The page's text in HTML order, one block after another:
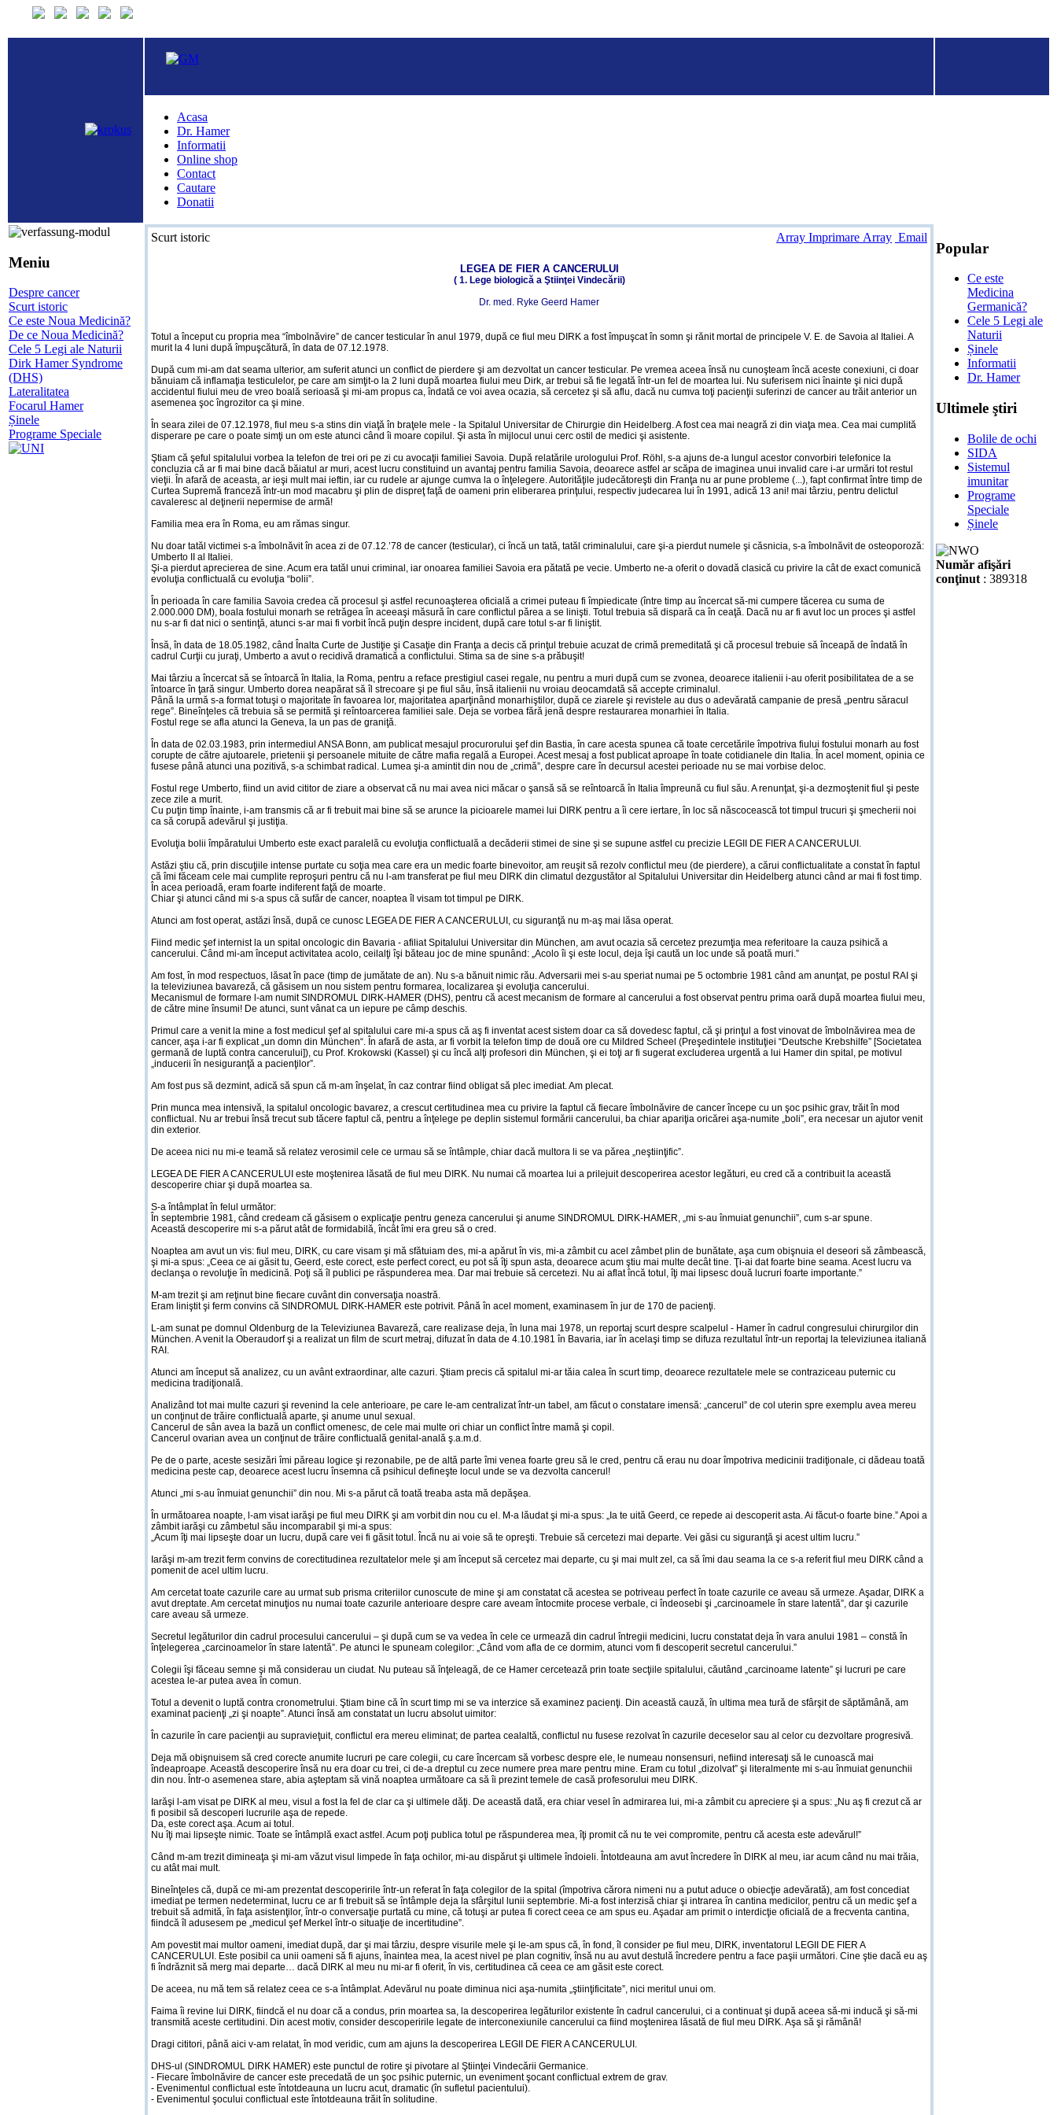
Acasa
Dr. Hamer
Informatii
Online shop
Contact
Cautare
Donatii
Meniu
Despre cancer
Scurt istoric
Ce este Noua Medicină?
De ce Noua Medicină?
Cele 5 Legi ale Naturii
Dirk Hamer Syndrome
(DHS)
Lateralitatea
Focarul Hamer
Șinele
Programe Speciale
Scurt istoric Array Imprimare Array Email
LEGEA DE FIER A CANCERULUI
( 1. Lege biologică a Ştiinţei Vindecării)
Dr. med. Ryke Geerd Hamer
Totul a început cu propria mea “îmbolnăvire” de cancer testicular în anul 1979, după ce fiul meu DIRK a fost împuşcat în somn şi rănit mortal de principele V. E. de Savoia al Italiei. A
murit la 4 luni după împuşcătură, în data de 07.12.1978.
După cum mi-am dat seama ulterior, am suferit atunci un conflict de pierdere şi am dezvoltat un cancer testicular. Pe vremea aceea însă nu cunoşteam încă aceste conexiuni, ci doar
bănuiam că inflamaţia testiculelor, pe care am simţit-o la 2 luni după moartea fiului meu Dirk, ar trebui să fie legată într-un fel de moartea lui. Nu suferisem nici înainte şi nici după
accidentul fiului meu de vreo boală serioasă şi mi-am propus ca, îndată ce voi avea ocazia, să cercetez şi să aflu, dacă nu cumva toţi pacienţii suferinzi de cancer au trăit anterior un
asemenea şoc îngrozitor ca şi mine.
În seara zilei de 07.12.1978, fiul meu s-a stins din viaţă în braţele mele - la Spitalul Universitar de Chirurgie din Heidelberg. A fost cea mai neagră zi din viaţa mea. Cea mai cumplită
disperare pe care o poate simţi un om este atunci când îi moare copilul. Şi asta în mijlocul unui cerc ostil de medici şi asistente.
Ştiam că şeful spitalului vorbea la telefon de trei ori pe zi cu avocaţii familiei Savoia. După relatările urologului Prof. Röhl, s-a ajuns de-a lungul acestor convorbiri telefonice la
concluzia că ar fi mai bine dacă băiatul ar muri, acest lucru constituind un avantaj pentru familia Savoia, deoarece astfel ar scăpa de imaginea unui invalid care i-ar urmări tot restul
vieţii. În afară de aceasta, ar ieşi mult mai ieftin, iar cu rudele ar ajunge cumva la o înţelegere. Autorităţile judecătoreşti din Franţa nu ar pune probleme (...), fapt confirmat între timp de
Curtea Supremă franceză într-un mod macabru şi plin de dispreţ faţă de oameni prin eliberarea prinţului, respectiv judecarea lui în 1991, adică 13 ani! mai târziu, pentru delictul
cavaleresc al deţinerii nepermise de armă!
Familia mea era în Roma, eu am rămas singur.
Nu doar tatăl victimei s-a îmbolnăvit în acea zi de 07.12.’78 de cancer (testicular), ci încă un tată, tatăl criminalului, care şi-a pierdut numele şi căsnicia, s-a îmbolnăvit de osteoporoză:
Umberto II al Italiei.
Şi-a pierdut aprecierea de sine. Acum era tatăl unui criminal, iar onoarea familiei Savoia era pătată pe vecie. Umberto ne-a oferit o dovadă clasică cu privire la cât de exact comunică
evoluţia conflictuală cu evoluţia “bolii”.
În perioada în care familia Savoia credea că procesul şi astfel recunoaşterea oficială a crimei puteau fi împiedicate (între timp au încercat să-mi cumpere tăcerea cu suma de
2.000.000 DM), boala fostului monarh se retrăgea în aceeaşi măsură în care conflictul părea a se linişti. Totul trebuia să dispară ca în ceaţă. Dacă nu ar fi avut loc un proces şi astfel
nu s-ar fi dat nici o sentinţă, atunci s-ar mai fi vorbit încă puţin despre incident, după care totul s-ar fi liniştit.
Însă, în data de 18.05.1982, când Înalta Curte de Justiţie şi Casaţie din Franţa a decis că prinţul trebuie acuzat de crimă premeditată şi că procesul trebuie să înceapă de îndată în
cadrul Curţii cu juraţi, Umberto a avut o recidivă dramatică a conflictului. Stima sa de sine s-a prăbuşit!
Mai târziu a încercat să se întoarcă în Italia, la Roma, pentru a reface prestigiul casei regale, nu pentru a muri după cum se zvonea, deoarece italienii i-au oferit posibilitatea de a se
întoarce în ţară singur. Umberto dorea neapărat să îl strecoare şi pe fiul său, însă italienii nu vroiau deocamdată să accepte criminalul.
Până la urmă s-a format totuşi o majoritate în favoarea lor, majoritatea aparţinând monarhiştilor, după ce ziarele şi revistele au dus o adevărată campanie de presă „pentru săracul
rege”. Bineînţeles că trebuia să se permită şi reîntoarcerea familiei sale. Deja se vorbea fără jenă despre restaurarea monarhiei în Italia.
Fostul rege se afla atunci la Geneva, la un pas de graniţă.
În data de 02.03.1983, prin intermediul ANSA Bonn, am publicat mesajul procurorului şef din Bastia, în care acesta spunea că toate cercetările împotriva fiului fostului monarh au fost
corupte de către ajutoarele, prietenii şi persoanele mituite de către mafia regală a Europei. Acest mesaj a fost publicat aproape în toate cotidianele din Italia. În acel moment, opinia ce
fusese până atunci una pozitivă, s-a schimbat radical. Lumea şi-a amintit din nou de „crimă”, despre care în decursul acestei perioade nu se mai vorbise deloc.
Fostul rege Umberto, fiind un avid cititor de ziare a observat că nu mai avea nici măcar o şansă să se reîntoarcă în Italia împreună cu fiul său. A renunţat, şi-a dezmoştenit fiul şi peste
zece zile a murit.
Cu puţin timp înainte, i-am transmis că ar fi trebuit mai bine să se arunce la picioarele mamei lui DIRK pentru a îi cere iertare, în loc să născocească tot timpul trucuri şi şmecherii noi
ca să corupă adevărul şi justiţia.
Evoluţia bolii împăratului Umberto este exact paralelă cu evoluţia conflictuală a decăderii stimei de sine şi se supune astfel cu precizie LEGII DE FIER A CANCERULUI.
Astăzi ştiu că, prin discuţiile intense purtate cu soţia mea care era un medic foarte binevoitor, am reuşit să rezolv conflictul meu (de pierdere), a cărui conflictualitate a constat în faptul
că îmi făceam cele mai cumplite reproşuri pentru că nu l-am transferat pe fiul meu DIRK din climatul dezgustător al Spitalului Universitar din Heidelberg atunci când ar mai fi fost timp.
În acea perioadă, eram foarte indiferent faţă de moarte.
Chiar şi atunci când mi s-a spus că sufăr de cancer, noaptea îl visam tot timpul pe DIRK.
Atunci am fost operat, astăzi însă, după ce cunosc LEGEA DE FIER A CANCERULUI, cu siguranţă nu m-aş mai lăsa operat.
Fiind medic şef internist la un spital oncologic din Bavaria - afiliat Spitalului Universitar din München, am avut ocazia să cercetez prezumţia mea referitoare la cauza psihică a
cancerului. Când mi-am început activitatea acolo, ceilalţi îşi băteau joc de mine spunând: „Acolo îi şi este locul, deja îşi caută un loc unde să poată muri.”
Am fost, în mod respectuos, lăsat în pace (timp de jumătate de an). Nu s-a bănuit nimic rău. Adversarii mei s-au speriat numai pe 5 octombrie 1981 când am anunţat, pe postul RAI şi
la televiziunea bavareză, că găsisem un nou sistem pentru formarea, localizarea şi evoluţia cancerului.
Mecanismul de formare l-am numit SINDROMUL DIRK-HAMER (DHS), pentru că acest mecanism de formare al cancerului a fost observat pentru prima oară după moartea fiului meu,
de către mine însumi! De atunci, sunt vânat ca un iepure pe câmp deschis.
Primul care a venit la mine a fost medicul şef al spitalului care mi-a spus că aş fi inventat acest sistem doar ca să dovedesc faptul, că şi prinţul a fost vinovat de îmbolnăvirea mea de
cancer, aşa i-ar fi explicat „un domn din München“. În afară de asta, ar fi vorbit la telefon timp de două ore cu Mildred Scheel (Preşedintele instituţiei “Deutsche Krebshilfe” [Societatea
germană de luptă contra cancerului]), cu Prof. Krokowski (Kassel) şi cu încă alţi profesori din München, şi ei toţi ar fi sugerat excluderea urgentă a lui Hamer din spital, pe motivul
„inducerii în nesiguranţă a pacienţilor”.
Am fost pus să dezmint, adică să spun că m-am înşelat, în caz contrar fiind obligat să plec imediat. Am plecat.
Prin munca mea intensivă, la spitalul oncologic bavarez, a crescut certitudinea mea cu privire la faptul că fiecare îmbolnăvire de cancer începe cu un şoc psihic grav, trăit în mod
conflictual. Nu ar trebui însă trecut sub tăcere faptul că, pentru a înţelege pe deplin sistemul formării cancerului, ba chiar apariţia oricărei aşa-numite „boli”, era necesar un ajutor venit
din exterior.
De aceea nici nu mi-e teamă să relatez verosimil cele ce urmau să se întâmple, chiar dacă multora li se va părea „neştiinţific”.
LEGEA DE FIER A CANCERULUI este moştenirea lăsată de fiul meu DIRK. Nu numai că moartea lui a prilejuit descoperirea acestor legături, eu cred că a contribuit la această
descoperire chiar şi după moartea sa.
S-a întâmplat în felul următor:
În septembrie 1981, când credeam că găsisem o explicaţie pentru geneza cancerului şi anume SINDROMUL DIRK-HAMER, „mi s-au înmuiat genunchii”, cum s-ar spune.
Această descoperire mi s-a părut atât de formidabilă, încât îmi era greu să o cred.
Noaptea am avut un vis: fiul meu, DIRK, cu care visam şi mă sfătuiam des, mi-a apărut în vis, mi-a zâmbit cu acel zâmbet plin de bunătate, aşa cum obişnuia el deseori să zâmbească,
şi mi-a spus: „Ceea ce ai găsit tu, Geerd, este corect, este perfect corect, eu pot să îţi spun asta, deoarece acum ştiu mai multe decât tine. Ţi-ai dat foarte bine seama. Acest lucru va
declanşa o revoluţie în medicină. Poţi să îl publici pe răspunderea mea. Dar mai trebuie să cercetezi. Nu ai aflat încă totul, îţi mai lipsesc două lucruri foarte importante.”
M-am trezit şi am reţinut bine fiecare cuvânt din conversaţia noastră.
Eram liniştit şi ferm convins că SINDROMUL DIRK-HAMER este potrivit. Până în acel moment, examinasem în jur de 170 de pacienţi.
L-am sunat pe domnul Oldenburg de la Televiziunea Bavareză, care realizase deja, în luna mai 1978, un reportaj scurt despre scalpelul - Hamer în cadrul congresului chirurgilor din
München. A venit la Oberaudorf şi a realizat un film de scurt metraj, difuzat în data de 4.10.1981 în Bavaria, iar în acelaşi timp se difuza rezultatul într-un reportaj la televiziunea italiană
RAI.
Atunci am început să analizez, cu un avânt extraordinar, alte cazuri. Ştiam precis că spitalul mi-ar tăia calea în scurt timp, deoarece rezultatele mele se contraziceau puternic cu
medicina tradiţională.
Analizând tot mai multe cazuri şi revenind la cele anterioare, pe care le-am centralizat într-un tabel, am făcut o constatare imensă: „cancerul” de col uterin spre exemplu avea mereu
un conţinut de trăire conflictuală aparte, şi anume unul sexual.
Cancerul de sân avea la bază un conflict omenesc, de cele mai multe ori chiar un conflict între mamă şi copil.
Cancerul ovarian avea un conţinut de trăire conflictuală genital-anală ş.a.m.d.
Pe de o parte, aceste sesizări îmi păreau logice şi rezonabile, pe de altă parte îmi venea foarte greu să le cred, pentru că erau nu doar împotriva medicinii tradiţionale, ci dădeau toată
medicina peste cap, deoarece acest lucru însemna că psihicul defineşte locul unde se va dezvolta cancerul!
Atunci „mi s-au înmuiat genunchii” din nou. Mi s-a părut că toată treaba asta mă depăşea.
În următoarea noapte, l-am visat iarăşi pe fiul meu DIRK şi am vorbit din nou cu el. M-a lăudat şi mi-a spus: „Ia te uită Geerd, ce repede ai descoperit asta. Ai făcut-o foarte bine.” Apoi a
zâmbit iarăşi cu zâmbetul său incomparabil şi mi-a spus:
„Acum îţi mai lipseşte doar un lucru, după care vei fi găsit totul. Încă nu ai voie să te opreşti. Trebuie să cercetezi mai departe. Vei găsi cu siguranţă şi acest ultim lucru.”
Iarăşi m-am trezit ferm convins de corectitudinea rezultatelor mele şi am început să cercetez mai departe, cu şi mai mult zel, ca să îmi dau seama la ce s-a referit fiul meu DIRK când a
pomenit de acel ultim lucru.
Am cercetat toate cazurile care au urmat sub prisma criteriilor cunoscute de mine şi am constatat că acestea se potriveau perfect în toate cazurile ce aveau să urmeze. Aşadar, DIRK a
avut dreptate. Am cercetat minuţios nu numai toate cazurile anterioare despre care aveam întocmite procese verbale, ci îndeosebi şi „carcinoamele în stare latentă”, dar şi cazurile
care aveau să urmeze.
Secretul legăturilor din cadrul procesului cancerului – şi după cum se va vedea în cele ce urmează din cadrul întregii medicini, lucru constatat deja în vara anului 1981 – constă în
înţelegerea „carcinoamelor în stare latentă”. Pe atunci le spuneam colegilor: „Când vom afla de ce dormim, atunci vom fi descoperit secretul cancerului.”
Colegii îşi făceau semne şi mă considerau un ciudat. Nu puteau să înţeleagă, de ce Hamer cercetează prin toate secţiile spitalului, căutând „carcinoame latente” şi lucruri pe care
acestea le-ar putea avea în comun.
Totul a devenit o luptă contra cronometrului. Ştiam bine că în scurt timp mi se va interzice să examinez pacienţi. Din această cauză, în ultima mea tură de sfârşit de săptămână, am
examinat pacienţi „zi şi noapte”. Atunci însă am constatat un lucru absolut uimitor:
În cazurile în care pacienţii au supravieţuit, conflictul era mereu eliminat; de partea cealaltă, conflictul nu fusese rezolvat în cazurile deceselor sau al celor cu dezvoltare progresivă.
Deja mă obişnuisem să cred corecte anumite lucruri pe care colegii, cu care încercam să vorbesc despre ele, le numeau nonsensuri, nefiind interesaţi să le cunoască mai
îndeaproape. Această descoperire însă nu era doar cu trei, ci de-a dreptul cu zece numere prea mare pentru mine. Eram cu totul „dizolvat” şi literalmente mi s-au înmuiat genunchii
din nou. Într-o asemenea stare, abia aşteptam să vină noaptea următoare ca să îi prezint temele de casă profesorului meu DIRK.
Iarăşi l-am visat pe DIRK al meu, visul a fost la fel de clar ca şi ultimele dăţi. De această dată, era chiar vesel în admirarea lui, mi-a zâmbit cu apreciere şi a spus: „Nu aş fi crezut că ar
fi posibil să descoperi lucrurile aşa de repede.
Da, este corect aşa. Acum ai totul.
Nu îţi mai lipseşte nimic. Toate se întâmplă exact astfel. Acum poţi publica totul pe răspunderea mea, îţi promit că nu te vei compromite, pentru că acesta este adevărul!”
Când m-am trezit dimineaţa şi mi-am văzut visul limpede în faţa ochilor, mi-au dispărut şi ultimele îndoieli. Întotdeauna am avut încredere în DIRK al meu, iar acum când nu mai trăia,
cu atât mai mult.
Bineînţeles că, după ce mi-am prezentat descoperirile într-un referat în faţa colegilor de la spital (împotriva cărora nimeni nu a putut aduce o obiecţie adevărată), am fost concediat
imediat pe termen nedeterminat, lucru ce ar fi trebuit să se întâmple deja la sfârşitul lunii septembrie. Mi-a fost interzisă chiar şi intrarea în cantina medicilor, pentru că un medic şef a
trebuit să admită, în faţa asistenţilor, într-o conversaţie purtată cu mine, că totuşi ar putea fi corect ceea ce am spus eu. Aşadar am primit o interdicţie oficială de a frecventa cantina,
fiindcă îl adusesem pe „medicul şef Merkel într-o situaţie de incertitudine”.
Am povestit mai multor oameni, imediat după, dar şi mai târziu, despre visurile mele şi le-am spus că, în fond, îl consider pe fiul meu, DIRK, inventatorul LEGII DE FIER A
CANCERULUI. Este posibil ca unii oameni să fi ajuns, înaintea mea, la acest nivel pe plan cognitiv, însă nu au avut destulă încredere pentru a face paşii următori. Cine ştie dacă eu aş
fi îndrăznit să merg mai departe… dacă DIRK al meu nu mi-ar fi oferit, în vis, certitudinea că ceea ce am găsit este corect.
De aceea, nu mă tem să relatez ceea ce s-a întâmplat. Adevărul nu poate diminua nici aşa-numita „ştiinţificitate”, nici meritul unui om.
Faima îi revine lui DIRK, fiindcă el nu doar că a condus, prin moartea sa, la descoperirea legăturilor existente în cadrul cancerului, ci a continuat şi după aceea să-mi inducă şi să-mi
transmită aceste certitudini. Din acest motiv, consider descoperirile legate de interconexiunile cancerului ca fiind moştenirea lăsată de fiul meu DIRK. Aşa să şi rămână!
Dragi cititori, până aici v-am relatat, în mod veridic, cum am ajuns la descoperirea LEGII DE FIER A CANCERULUI.
DHS-ul (SINDROMUL DIRK HAMER) este punctul de rotire şi pivotare al Ştiinţei Vindecării Germanice.
- Fiecare îmbolnăvire de cancer este precedată de un şoc psihic puternic, un eveniment şocant conflictual extrem de grav.
- Evenimentul conflictual este întotdeauna un lucru acut, dramatic (în sufletul pacientului).
- Evenimentul şocului conflictual este întotdeauna trăit în solitudine.
Popular
Ce este
Medicina
Germanică?
Cele 5 Legi ale
Naturii
Șinele
Informatii
Dr. Hamer
Ultimele ştiri
Bolile de ochi
SIDA
Sistemul
imunitar
Programe
Speciale
Șinele
Număr afişări
conţinut : 389318